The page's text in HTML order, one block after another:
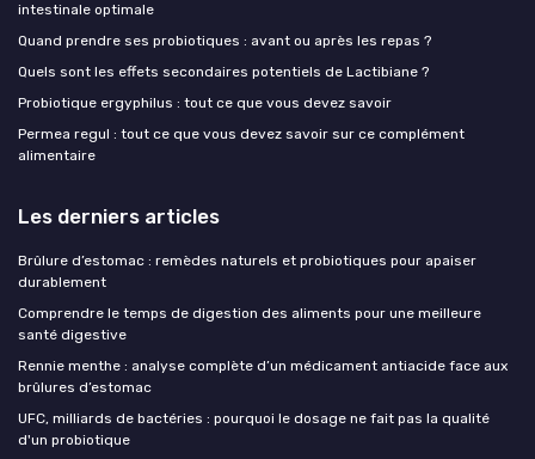
intestinale optimale
Quand prendre ses probiotiques : avant ou après les repas ?
Quels sont les effets secondaires potentiels de Lactibiane ?
Probiotique ergyphilus : tout ce que vous devez savoir
Permea regul : tout ce que vous devez savoir sur ce complément
alimentaire
Les derniers articles
Brûlure d’estomac : remèdes naturels et probiotiques pour apaiser
durablement
Comprendre le temps de digestion des aliments pour une meilleure
santé digestive
Rennie menthe : analyse complète d’un médicament antiacide face aux
brûlures d’estomac
UFC, milliards de bactéries : pourquoi le dosage ne fait pas la qualité
d'un probiotique